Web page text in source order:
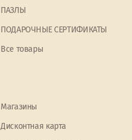
ПАЗЛЫ
ПОДАРОЧНЫЕ СЕРТИФИКАТЫ
Все товары
Магазины
Дисконтная карта